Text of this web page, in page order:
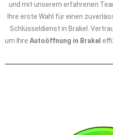
und mit unserem erfahrenen
Ihre erste Wahl für einen
Schlüsseldienst in Brakel.
um Ihre Autoöffnung in Brakel